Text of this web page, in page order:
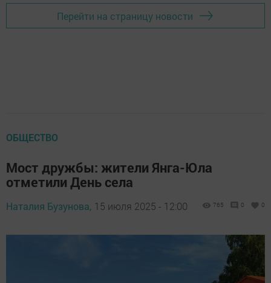
Перейти на страницу новости
ОБЩЕСТВО
Мост дружбы: жители Янга-Юла
отметили День села
Наталия Бузунова, 15 июля 2025 - 12:00 765 0 0